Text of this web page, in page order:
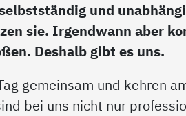
und
sie. Irgendwann aber
Deshalb gibt es uns.
gemeinsam und kehren
bei uns nicht nur